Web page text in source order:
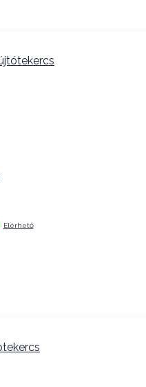
Elérhető